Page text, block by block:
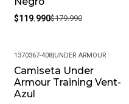
$119.990$179.990
-25%
1370367-408|UNDER ARMOUR
Camiseta Under
Armour Training Vent-
Azul